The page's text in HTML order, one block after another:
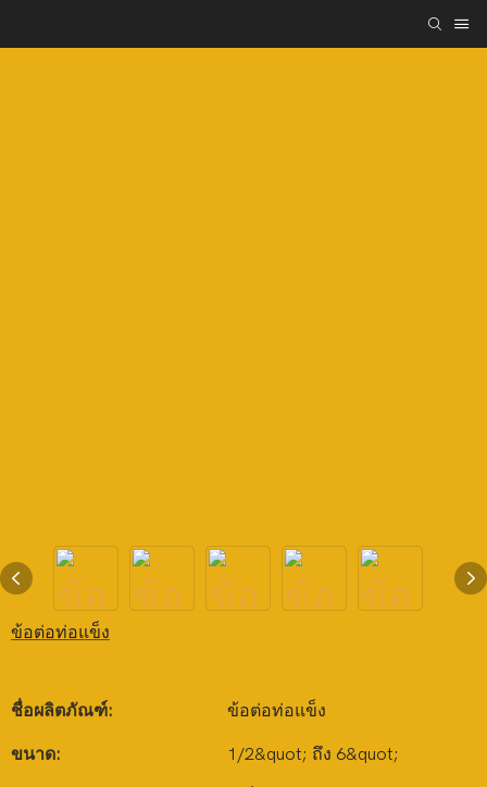
ข้อต่อท่อแข็ง
ชื่อผลิตภัณฑ์: ข้อต่อท่อแข็ง
ขนาด: 1/2&quot; ถึง 6&quot;